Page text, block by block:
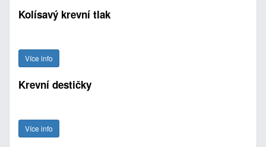
Kolísavý krevní tlak
Více info
Krevní destičky
Více info